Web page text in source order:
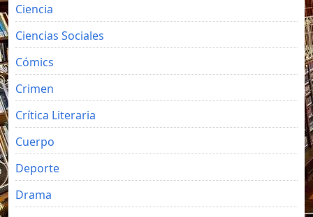
Ciencia
Ciencias Sociales
Cómics
Crimen
Crítica Literaria
Cuerpo
Deporte
Drama